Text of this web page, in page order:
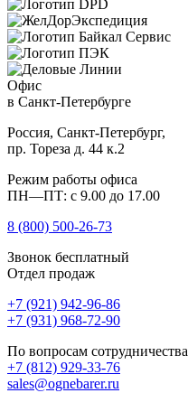
Офис
в Санкт-Петербурге
Россия, Санкт-Петербург,
пр. Тореза д. 44 к.2
Режим работы офиса
ПН—ПТ: с 9.00 до 17.00
8 (800) 500-26-73
Звонок бесплатный
Отдел продаж
+7 (921) 942-96-86
+7 (931) 968-72-90
По вопросам сотрудничества
+7 (812) 929-33-76
sales@ognebarer.ru